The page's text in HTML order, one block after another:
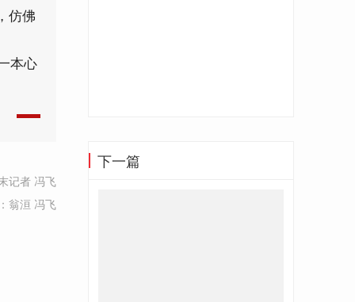
仿佛
本心
记者 冯飞
翁洹 冯飞
下一篇